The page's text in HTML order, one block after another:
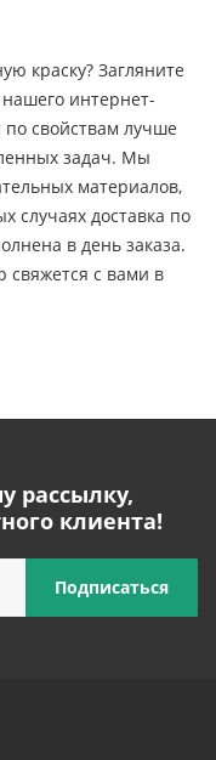
краску? Загляните
интернет-
по свойствам лучше
задач. Мы
материалов,
случаях доставка по
в день заказа.
свяжется с вами в
рассылку,
клиента!